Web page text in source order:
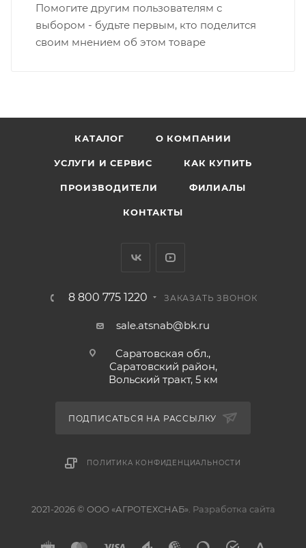
Помогите другим пользователям с
выбором - будьте первым, кто поделится
своим мнением об этом товаре
КАТАЛОГ О КОМПАНИИ
УСЛУГИ И СЕРВИС КАК КУПИТЬ
ПРОИЗВОДИТЕЛИ ФИЛИАЛЫ
КОНТАКТЫ
8 800 775 1220 ЗАКАЗАТЬ ЗВОНОК
sale.atsnab@bk.ru
Саратовская обл.,
Саратовский район,
Вольский тракт, 5 км
ПОДПИСАТЬСЯ НА РАССЫЛКУ
ПОЛИТИКА КОНФИДЕНЦИАЛЬНОСТИ
2021-2026 © ООО «АГРОТЕХСНАБ». Разработка сайта